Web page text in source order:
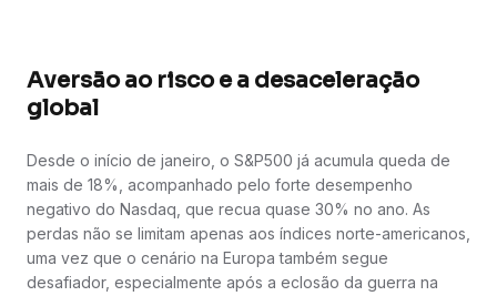
Aversão ao risco e a desaceleração
global
Desde o início de janeiro, o S&P500 já acumula queda de
mais de 18%, acompanhado pelo forte desempenho
negativo do Nasdaq, que recua quase 30% no ano. As
perdas não se limitam apenas aos índices norte-americanos,
uma vez que o cenário na Europa também segue
desafiador, especialmente após a eclosão da guerra na